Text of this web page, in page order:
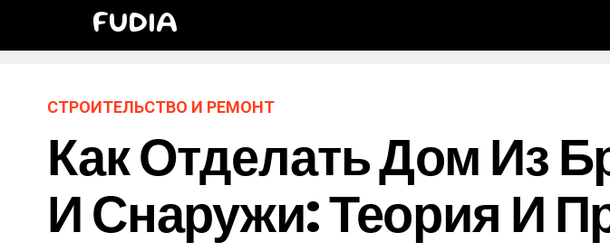
FUDIA
СТРОИТЕЛЬСТВО И РЕМОНТ
Как Отделать Дом Из
И Снаружи: Теория И